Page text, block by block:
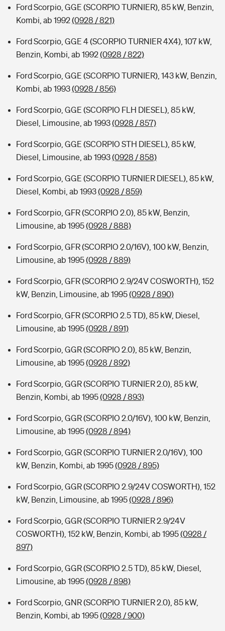
Ford Scorpio, GGE (SCORPIO TURNIER), 85 kW, Benzin,
Kombi, ab 1992(0928 / 821)
Ford Scorpio, GGE 4 (SCORPIO TURNIER 4X4), 107 kW,
Benzin, Kombi, ab 1992(0928 / 822)
Ford Scorpio, GGE (SCORPIO TURNIER), 143 kW, Benzin,
Kombi, ab 1993(0928 / 856)
Ford Scorpio, GGE (SCORPIO FLH DIESEL), 85 kW,
Diesel, Limousine, ab 1993(0928 / 857)
Ford Scorpio, GGE (SCORPIO STH DIESEL), 85 kW,
Diesel, Limousine, ab 1993(0928 / 858)
Ford Scorpio, GGE (SCORPIO TURNIER DIESEL), 85 kW,
Diesel, Kombi, ab 1993(0928 / 859)
Ford Scorpio, GFR (SCORPIO 2.0), 85 kW, Benzin,
Limousine, ab 1995(0928 / 888)
Ford Scorpio, GFR (SCORPIO 2.0/16V), 100 kW, Benzin,
Limousine, ab 1995(0928 / 889)
Ford Scorpio, GFR (SCORPIO 2.9/24V COSWORTH), 152
kW, Benzin, Limousine, ab 1995(0928 / 890)
Ford Scorpio, GFR (SCORPIO 2.5 TD), 85 kW, Diesel,
Limousine, ab 1995(0928 / 891)
Ford Scorpio, GGR (SCORPIO 2.0), 85 kW, Benzin,
Limousine, ab 1995(0928 / 892)
Ford Scorpio, GGR (SCORPIO TURNIER 2.0), 85 kW,
Benzin, Kombi, ab 1995(0928 / 893)
Ford Scorpio, GGR (SCORPIO 2.0/16V), 100 kW, Benzin,
Limousine, ab 1995(0928 / 894)
Ford Scorpio, GGR (SCORPIO TURNIER 2.0/16V), 100
kW, Benzin, Kombi, ab 1995(0928 / 895)
Ford Scorpio, GGR (SCORPIO 2.9/24V COSWORTH), 152
kW, Benzin, Limousine, ab 1995(0928 / 896)
Ford Scorpio, GGR (SCORPIO TURNIER 2.9/24V
COSWORTH), 152 kW, Benzin, Kombi, ab 1995(0928 /
897)
Ford Scorpio, GGR (SCORPIO 2.5 TD), 85 kW, Diesel,
Limousine, ab 1995(0928 / 898)
Ford Scorpio, GNR (SCORPIO TURNIER 2.0), 85 kW,
Benzin, Kombi, ab 1995(0928 / 900)